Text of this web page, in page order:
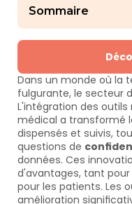
Sommaire
Dans un monde où la
fulgurante, le secteur
L'intégration des
médical a transformé
dispensés et suivis,
questions de
données. Ces
d'avantages, tant
pour les patients. Les
amélioration